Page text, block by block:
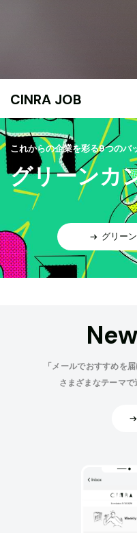
CINRA JOB
これからの企業を彩る9つのバ
グリーンカ
グリー
「メールでおすすめを
さまざまなテーマで